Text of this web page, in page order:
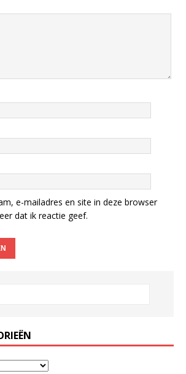
e-mailadres en site in deze browser
dat ik reactie geef.